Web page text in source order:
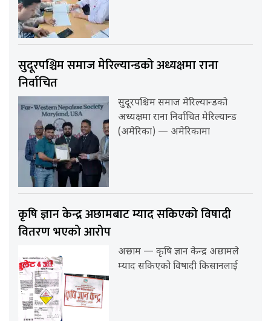
सुदूरपश्चिम समाज मेरिल्यान्डको अध्यक्षमा राना
निर्वाचित
सुदूरपश्चिम समाज मेरिल्यान्डको
अध्यक्षमा राना निर्वाचित मेरिल्यान्ड
(अमेरिका) — अमेरिकामा
कृषि ज्ञान केन्द्र अछामबाट म्याद सकिएको विषादी
वितरण भएको आरोप
अछाम — कृषि ज्ञान केन्द्र अछामले
म्याद सकिएको विषादी किसानलाई